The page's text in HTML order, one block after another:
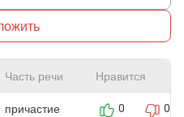
Часть речи Нравится
причастие 0 0